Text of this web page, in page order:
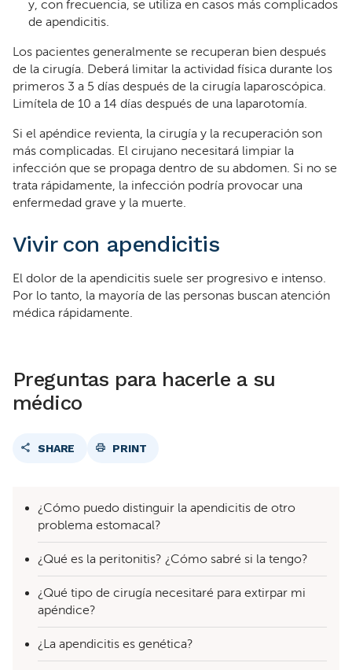
y, con frecuencia, se utiliza en casos más complicados
de apendicitis.
Los pacientes generalmente se recuperan bien después
de la cirugía. Deberá limitar la actividad física durante los
primeros 3 a 5 días después de la cirugía laparoscópica.
Limítela de 10 a 14 días después de una laparotomía.
Si el apéndice revienta, la cirugía y la recuperación son
más complicadas. El cirujano necesitará limpiar la
infección que se propaga dentro de su abdomen. Si no se
trata rápidamente, la infección podría provocar una
enfermedad grave y la muerte.
Vivir con apendicitis
El dolor de la apendicitis suele ser progresivo e intenso.
Por lo tanto, la mayoría de las personas buscan atención
médica rápidamente.
Preguntas para hacerle a su
médico
SHARE PRINT
¿Cómo puedo distinguir la apendicitis de otro
problema estomacal?
¿Qué es la peritonitis? ¿Cómo sabré si la tengo?
¿Qué tipo de cirugía necesitaré para extirpar mi
apéndice?
¿La apendicitis es genética?